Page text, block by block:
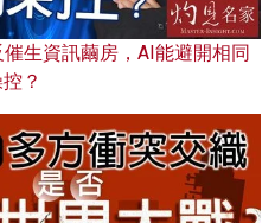
生資訊繭房，AI能避開相同
？